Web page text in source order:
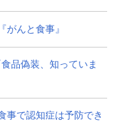
がんと食事』
品偽装、知っていま
事で認知症は予防でき